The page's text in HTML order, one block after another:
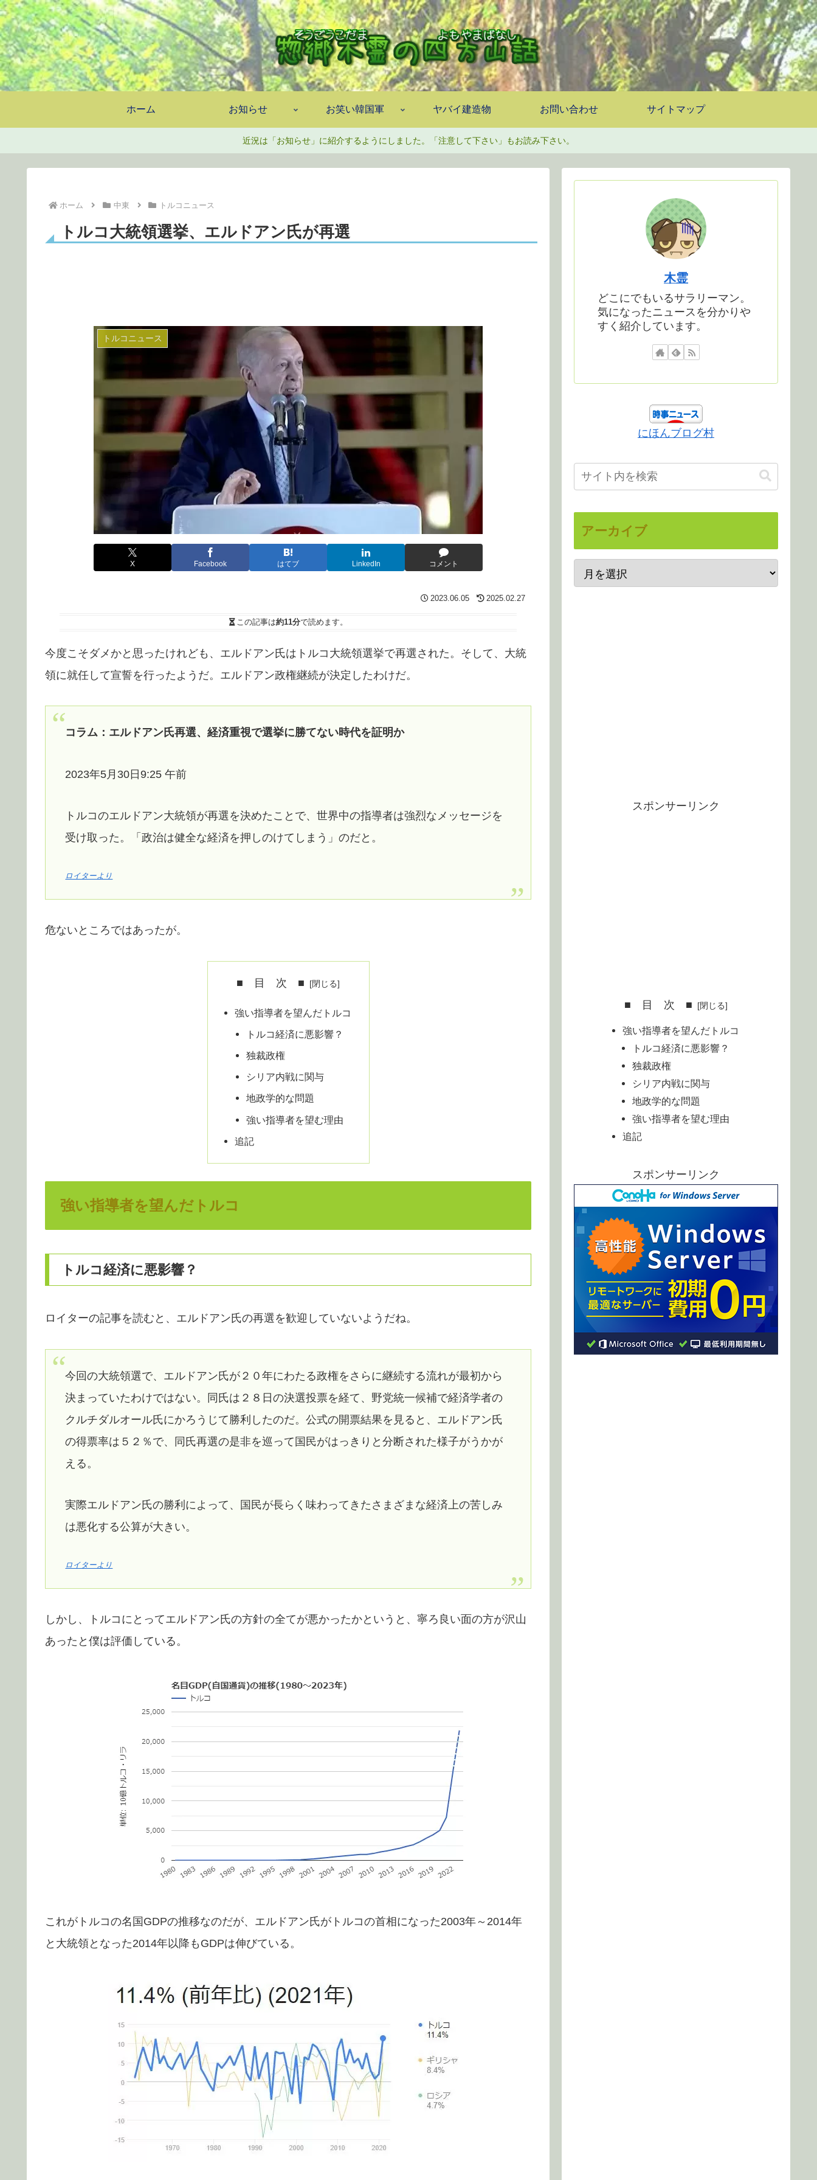
ホーム お知らせ お笑い韓国軍 ヤバイ建造物 お問い合わせ サイトマップ
近況は「お知らせ」に紹介するようにしました。「注意して下さい」もお読み下さい。
ホーム 中東 トルコニュース
トルコ大統領選挙、エルドアン氏が再選
トルコニュース
X Facebook はてブ LinkedIn コメント
2023.06.05 2025.02.27
この記事は約11分で読めます。
今度こそダメかと思ったけれども、エルドアン氏はトルコ大統領選挙で再選された。そして、大統
領に就任して宣誓を行ったようだ。エルドアン政権継続が決定したわけだ。
コラム：エルドアン氏再選、経済重視で選挙に勝てない時代を証明か
2023年5月30日9:25 午前
トルコのエルドアン大統領が再選を決めたことで、世界中の指導者は強烈なメッセージを
受け取った。「政治は健全な経済を押しのけてしまう」のだと。
ロイターより
危ないところではあったが。
■ 目 次 ■
強い指導者を望んだトルコ
トルコ経済に悪影響？
独裁政権
シリア内戦に関与
地政学的な問題
強い指導者を望む理由
追記
強い指導者を望んだトルコ
トルコ経済に悪影響？
ロイターの記事を読むと、エルドアン氏の再選を歓迎していないようだね。
今回の大統領選で、エルドアン氏が２０年にわたる政権をさらに継続する流れが最初から
決まっていたわけではない。同氏は２８日の決選投票を経て、野党統一候補で経済学者の
クルチダルオール氏にかろうじて勝利したのだ。公式の開票結果を見ると、エルドアン氏
の得票率は５２％で、同氏再選の是非を巡って国民がはっきりと分断された様子がうかが
える。
実際エルドアン氏の勝利によって、国民が長らく味わってきたさまざまな経済上の苦しみ
は悪化する公算が大きい。
ロイターより
しかし、トルコにとってエルドアン氏の方針の全てが悪かったかというと、寧ろ良い面の方が沢山
あったと僕は評価している。
これがトルコの名国GDPの推移なのだが、エルドアン氏がトルコの首相になった2003年～2014年
と大統領となった2014年以降もGDPは伸びている。
木霊
どこにでもいるサラリーマン。
気になったニュースを分かりや
すく紹介しています。
にほんブログ村
アーカイブ
スポンサーリンク
■ 目 次 ■
強い指導者を望んだトルコ
トルコ経済に悪影響？
独裁政権
シリア内戦に関与
地政学的な問題
強い指導者を望む理由
追記
スポンサーリンク